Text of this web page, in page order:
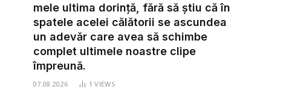
mele ultima dorință, fără să știu că în
spatele acelei călătorii se ascundea
un adevăr care avea să schimbe
complet ultimele noastre clipe
împreună.
07.08.2026 1VIEWS